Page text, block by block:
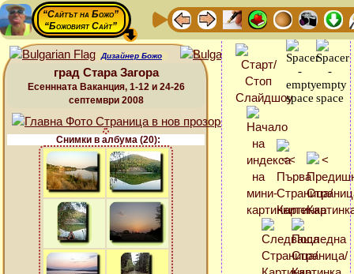
“Сайтът на Божо”
“Божовият Сайт”
Дизайнер Божо
град Стара Загора
Есеннната Ваканция, 1-12 и 24-26
септември 2008
Снимки в албума (20):